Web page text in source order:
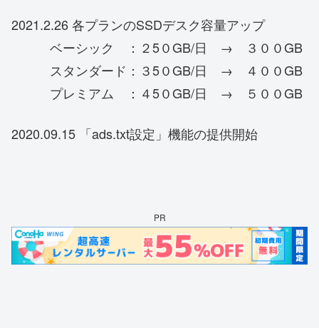
2021.2.26 各プランのSSDデスク容量アップ
ベーシック ：２5０GB/日 → ３００GB
スタンダード：３5０GB/日 → ４００GB
プレミアム ：４5０GB/日 → ５００GB
2020.09.15 「ads.txt設定」機能の提供開始
PR